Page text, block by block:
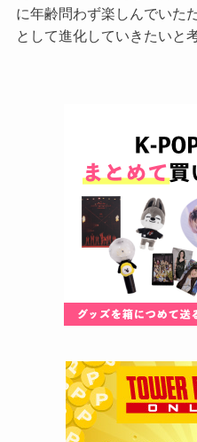
に年齢問わず楽しんでいた
として進化していきたいと